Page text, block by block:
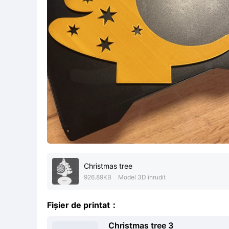
Christmas tree
926.89KB Model 3D înrudit
Fișier de printat：
Christmas tree 3